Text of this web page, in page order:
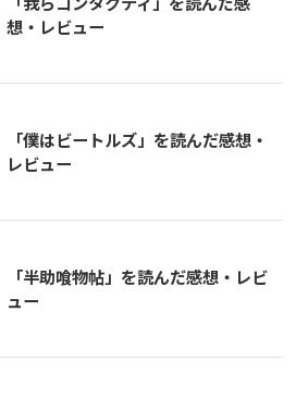
想・レビュー
「僕はビートルズ」を読んだ感想・
レビュー
「半助喰物帖」を読んだ感想・レビ
ュー